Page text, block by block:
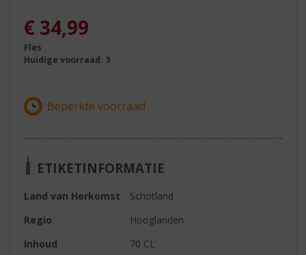
€ 34,99
Fles
Huidige voorraad: 3
ETIKETINFORMATIE
Land van Herkomst
Schotland
Regio
Hooglanden
Inhoud
70 CL